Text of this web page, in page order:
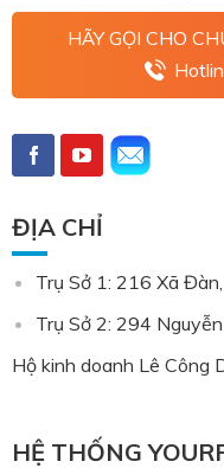
HÃY GỌI CHO
ĐỊA CHỈ
Trụ Sở 1: 216 Xã
Trụ Sở 2: 294
Hộ kinh doanh Lê Công
HỆ THỐNG